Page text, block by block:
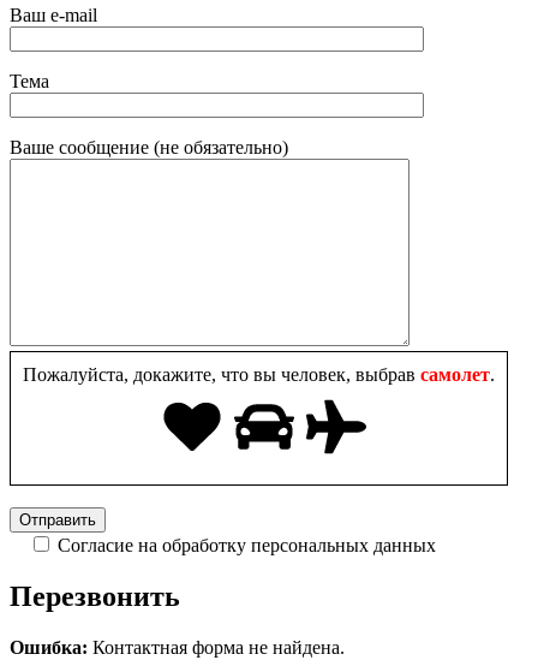
Ваш e-mail
Тема
Ваше сообщение (не обязательно)
Пожалуйста, докажите, что вы человек, выбрав самолет.
Согласие на обработку персональных данных
Перезвонить
Ошибка: Контактная форма не найдена.